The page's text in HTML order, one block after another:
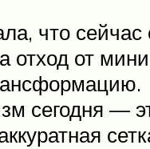
что сейчас
отход от
сегодня —